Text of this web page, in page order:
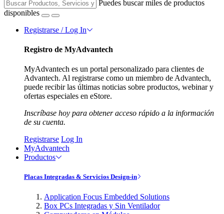
Puedes buscar miles de productos
disponibles
Registrarse / Log In
Registro de MyAdvantech
MyAdvantech es un portal personalizado para clientes de
Advantech. Al registrarse como un miembro de Advantech,
puede recibir las últimas noticias sobre productos, webinar y
ofertas especiales en eStore.
Inscríbase hoy para obtener acceso rápido a la información
de su cuenta.
Registrarse Log In
MyAdvantech
Productos
Placas Integradas & Servicios Design-in
Application Focus Embedded Solutions
Box PCs Integradas y Sin Ventilador